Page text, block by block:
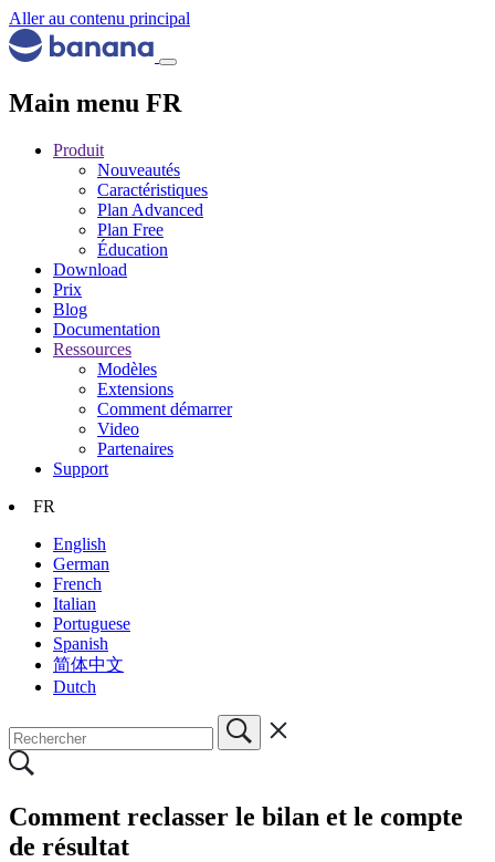
Aller au contenu principal
Main menu FR
Produit
Nouveautés
Caractéristiques
Plan Advanced
Plan Free
Éducation
Download
Prix
Blog
Documentation
Ressources
Modèles
Extensions
Comment démarrer
Video
Partenaires
Support
FR
English
German
French
Italian
Portuguese
Spanish
简体中文
Dutch
Comment reclasser le bilan et le compte
de résultat